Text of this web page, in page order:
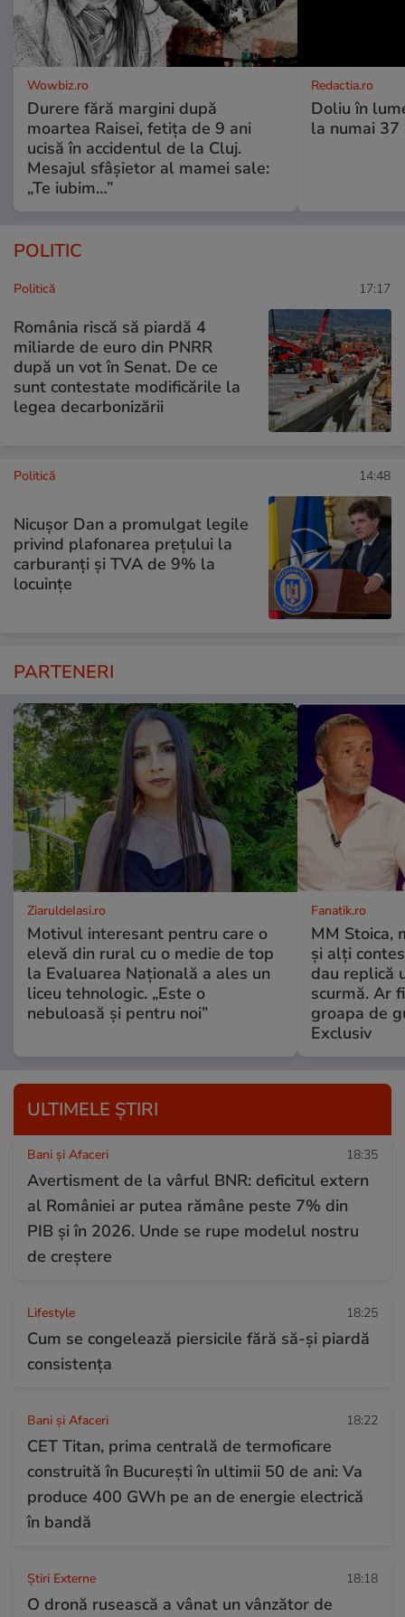
Wowbiz.ro
Durere fără margini după
moartea Raisei, fetița de 9 ani
ucisă în accidentul de la Cluj.
Mesajul sfâșietor al mamei sale:
„Te iubim…”
Redactia.ro
Doliu în
la numai 37
POLITIC
Politică 17:17
România riscă să piardă 4
miliarde de euro din PNRR
după un vot în Senat. De ce
sunt contestate modificările la
legea decarbonizării
Politică 14:48
Nicușor Dan a promulgat legile
privind plafonarea prețului la
carburanți și TVA de 9% la
locuințe
PARTENERI
ZiaruldeIasi.ro
Motivul interesant pentru care o
elevă din rural cu o medie de top
la Evaluarea Națională a ales un
liceu tehnologic. „Este o
nebuloasă și pentru noi”
Fanatik.ro
MM Stoica,
și alți
dau replică
scurmă. Ar
groapa de
Exclusiv
ULTIMELE ȘTIRI
Bani și Afaceri 18:35
Avertisment de la vârful BNR: deficitul extern
al României ar putea rămâne peste 7% din
PIB şi în 2026. Unde se rupe modelul nostru
de creştere
Lifestyle 18:25
Cum se congelează piersicile fără să-și piardă
consistența
Bani și Afaceri 18:22
CET Titan, prima centrală de termoficare
construită în București în ultimii 50 de ani: Va
produce 400 GWh pe an de energie electrică
în bandă
Știri Externe 18:18
O dronă rusească a vânat un vânzător de